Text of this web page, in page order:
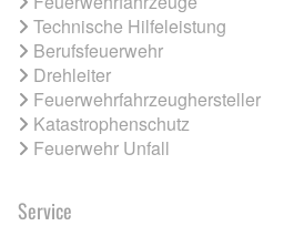
Technische Hilfeleistung
Berufsfeuerwehr
Drehleiter
Feuerwehrfahrzeughersteller
Katastrophenschutz
Feuerwehr Unfall
Service